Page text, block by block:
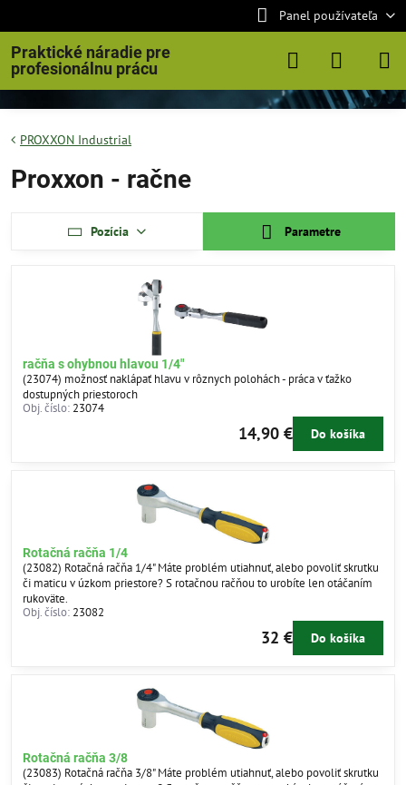
Panel používateľa
Praktické náradie pre
profesionálnu prácu
PROXXON Industrial
Proxxon - račne
Pozícia Parametre
račňa s ohybnou hlavou 1/4"
(23074) možnosť naklápať hlavu v rôznych polohách - práca v ťažko
dostupných priestoroch
Obj. číslo: 23074
14,90 € Do košíka
Rotačná račňa 1/4
(23082) Rotačná račňa 1/4" Máte problém utiahnuť, alebo povoliť skrutku
či maticu v úzkom priestore? S rotačnou račňou to urobíte len otáčaním
rukoväte.
Obj. číslo: 23082
32 € Do košíka
Rotačná račňa 3/8
(23083) Rotačná račňa 3/8" Máte problém utiahnuť, alebo povoliť skrutku